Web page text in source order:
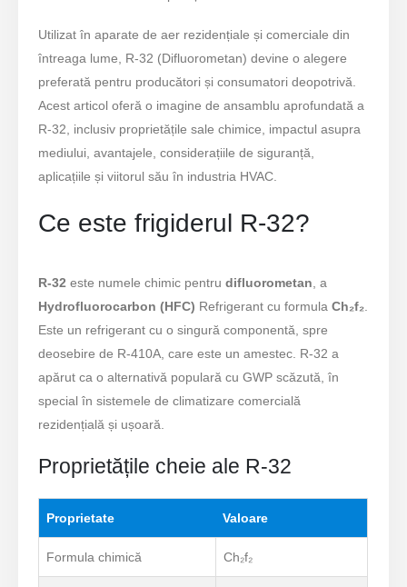
Utilizat în aparate de aer rezidențiale și comerciale din
întreaga lume, R-32 (Difluorometan) devine o alegere
preferată pentru producători și consumatori deopotrivă.
Acest articol oferă o imagine de ansamblu aprofundată a
R-32, inclusiv proprietățile sale chimice, impactul asupra
mediului, avantajele, considerațiile de siguranță,
aplicațiile și viitorul său în industria HVAC.
Ce este frigiderul R-32?
R-32 este numele chimic pentrudifluorometan , a
Hydrofluorocarbon (HFC) Refrigerant cu formulaCh₂f₂
Este un refrigerant cu o singură componentă, spre
deosebire de R-410A, care este un amestec. R-32 a
apărut ca o alternativă populară cu GWP scăzută, în
special în sistemele de climatizare comercială
rezidențială și ușoară.
Proprietățile cheie ale R-32
Proprietate Valoare
Formula chimică Ch₂f₂